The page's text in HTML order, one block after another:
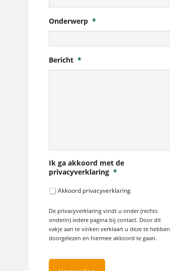
Onderwerp *
Bericht *
Ik ga akkoord met de
privacyverklaring *
Akkoord privacyverklaring
De privacyverklaring vindt u onder (rechts
onderin) iedere pagina bij contact. Door dit
vakje aan te vinken verklaart u deze te hebben
doorgelezen en hiermee akkoord te gaan.